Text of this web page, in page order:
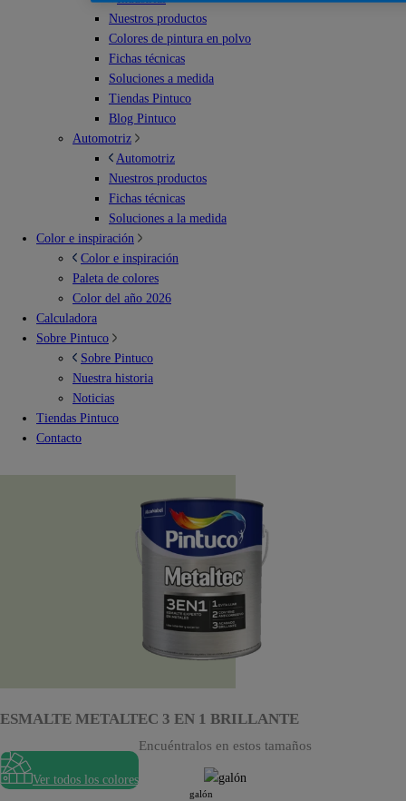
Nuestros productos
Colores de pintura en polvo
Fichas técnicas
Soluciones a medida
Tiendas Pintuco
Blog Pintuco
Automotriz
Automotriz
Nuestros productos
Fichas técnicas
Soluciones a la medida
Color e inspiración
Color e inspiración
Paleta de colores
Color del año 2026
Calculadora
Sobre Pintuco
Sobre Pintuco
Nuestra historia
Noticias
Tiendas Pintuco
Contacto
ESMALTE METALTEC 3 EN 1 BRILLANTE
Ver todos los colores
Encuéntralos en estos tamaños
galón